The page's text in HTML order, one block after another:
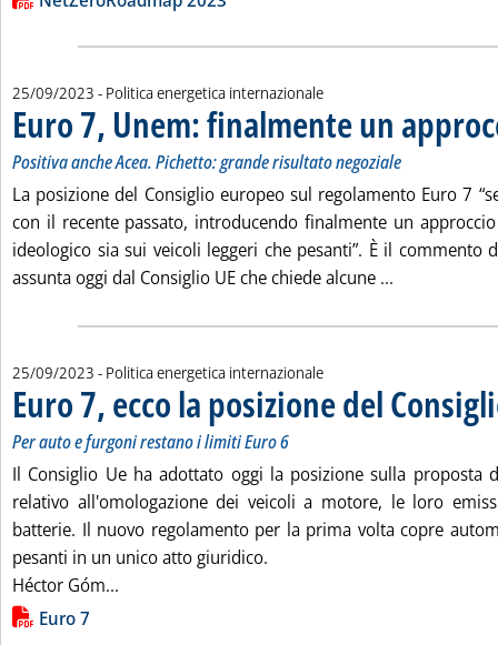
25/09/2023 - Politica energetica internazionale
Euro 7, Unem: finalmente un
Positiva anche Acea. Pichetto: grande risultato negoziale
La posizione del Consiglio europeo sul regolamento Euro 7
con il recente passato, introducendo finalmente un
ideologico sia sui veicoli leggeri che pesanti”. È il commento
assunta oggi dal Consiglio UE che chiede alcune ...
25/09/2023 - Politica energetica internazionale
Euro 7, ecco la posizione del
Per auto e furgoni restano i limiti Euro 6
Il Consiglio Ue ha adottato oggi la posizione sulla proposta
relativo all'omologazione dei veicoli a motore, le loro
batterie. Il nuovo regolamento per la prima volta copre
pesanti in un unico atto giuridico.
Héctor Góm...
Lista allegati PDF alla notizia
Euro 7